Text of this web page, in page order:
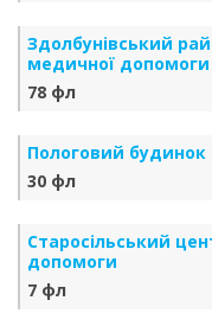
Здолбунівський
медичної допомоги
78 фл
Пологовий будинок
30 фл
Старосільський
допомоги
7 фл